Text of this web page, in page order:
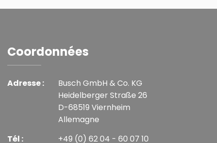
Coordonnées
Adresse :
Busch GmbH & Co. KG
Heidelberger Straße 26
D-68519 Viernheim
Allemagne
Tél :
+49 (0) 62 04 - 60 07 10